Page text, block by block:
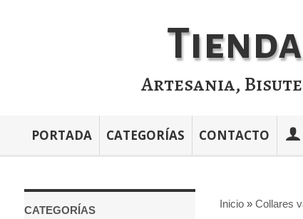
Artesania,
PORTADA CATEGORÍAS CONTACTO
CATEGORÍAS
Inicio» Collares